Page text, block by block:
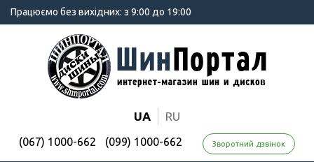
Працюємо без вихідних: з 9:00 до 19:00
UA RU
(067) 1000-662 (099) 1000-662 Зворотний дзвінок